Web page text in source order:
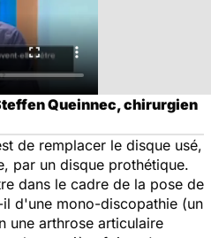
Queinnec, chirurgien
de remplacer le disque usé,
par un disque prothétique.
dans le cadre de la pose de
d'une mono-discopathie (un
une arthrose articulaire